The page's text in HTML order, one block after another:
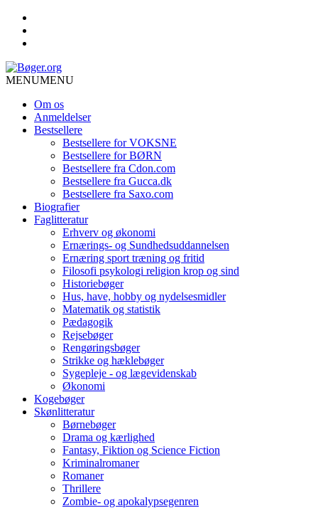
MENUMENU
Om os
Anmeldelser
Bestsellere
Bestsellere for VOKSNE
Bestsellere for BØRN
Bestsellere fra Cdon.com
Bestsellere fra Gucca.dk
Bestsellere fra Saxo.com
Biografier
Faglitteratur
Erhverv og økonomi
Ernærings- og Sundhedsuddannelsen
Ernæring sport træning og fritid
Filosofi psykologi religion krop og sind
Historiebøger
Hus, have, hobby og nydelsesmidler
Matematik og statistik
Pædagogik
Rejsebøger
Rengøringsbøger
Strikke og hæklebøger
Sygepleje - og lægevidenskab
Økonomi
Kogebøger
Skønlitteratur
Børnebøger
Drama og kærlighed
Fantasy, Fiktion og Science Fiction
Kriminalromaner
Romaner
Thrillere
Zombie- og apokalypsegenren